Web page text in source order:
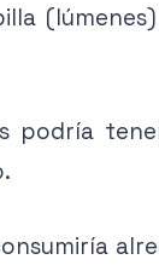
podría